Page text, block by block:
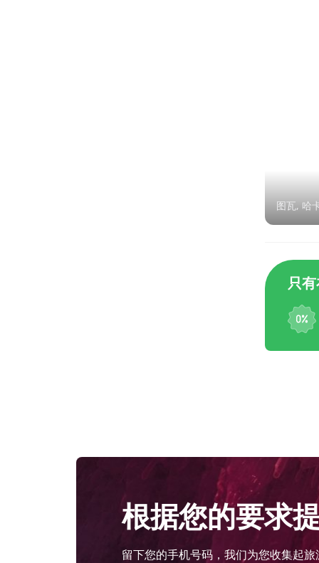
图瓦, 哈
只
根据您的要求
留下您的手机号码，我们为您收集起旅